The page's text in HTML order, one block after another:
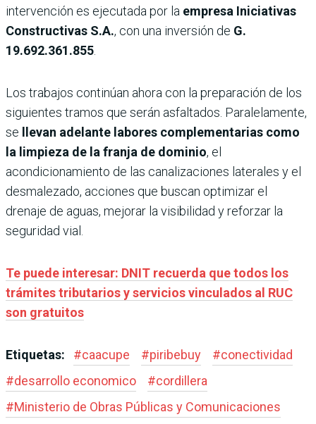
intervención es ejecutada por la empresa Iniciativas
Constructivas S.A., con una inversión de G.
19.692.361.855
Los trabajos continúan ahora con la preparación de los
siguientes tramos que serán asfaltados. Paralelamente,
se
llevan adelante labores complementarias como
la limpieza de la franja de dominio, el
acondicionamiento de las canalizaciones laterales y el
desmalezado, acciones que buscan optimizar el
drenaje de aguas, mejorar la visibilidad y reforzar la
seguridad vial.
Te puede interesar: DNIT recuerda que todos los
trámites tributarios y servicios vinculados al RUC
son gratuitos
Etiquetas: #caacupe #piribebuy #conectividad
#desarrollo economico #cordillera
#Ministerio de Obras Públicas y Comunicaciones